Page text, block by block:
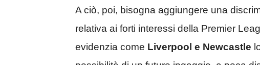
A ciò, poi, bisogna aggiungere una
relativa ai forti interessi della Premier
evidenzia come ​Liverpool e Newcastle